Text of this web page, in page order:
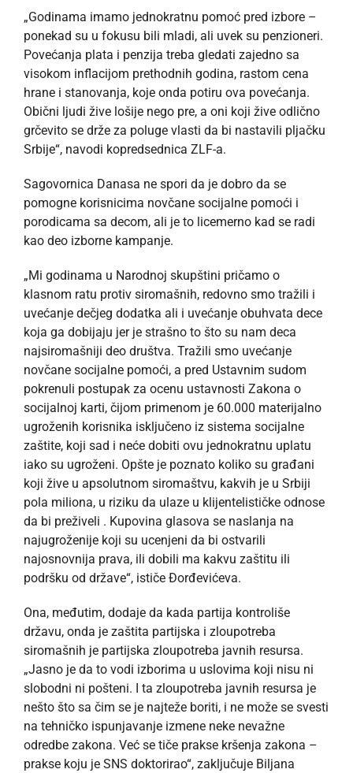
„Godinama imamo jednokratnu pomoć pred izbore –
ponekad su u fokusu bili mladi, ali uvek su penzioneri.
Povećanja plata i penzija treba gledati zajedno sa
visokom inflacijom prethodnih godina, rastom cena
hrane i stanovanja, koje onda potiru ova povećanja.
Obični ljudi žive lošije nego pre, a oni koji žive odlično
grčevito se drže za poluge vlasti da bi nastavili pljačku
Srbije“, navodi kopredsednica ZLF-a.
Sagovornica Danasa ne spori da je dobro da se
pomogne korisnicima novčane socijalne pomoći i
porodicama sa decom, ali je to licemerno kad se radi
kao deo izborne kampanje.
„Mi godinama u Narodnoj skupštini pričamo o
klasnom ratu protiv siromašnih, redovno smo tražili i
uvećanje dečjeg dodatka ali i uvećanje obuhvata dece
koja ga dobijaju jer je strašno to što su nam deca
najsiromašniji deo društva. Tražili smo uvećanje
novčane socijalne pomoći, a pred Ustavnim sudom
pokrenuli postupak za ocenu ustavnosti Zakona o
socijalnoj karti, čijom primenom je 60.000 materijalno
ugroženih korisnika isključeno iz sistema socijalne
zaštite, koji sad i neće dobiti ovu jednokratnu uplatu
iako su ugroženi. Opšte je poznato koliko su građani
koji žive u apsolutnom siromaštvu, kakvih je u Srbiji
pola miliona, u riziku da ulaze u klijentelističke odnose
da bi preživeli . Kupovina glasova se naslanja na
najugroženije koji su ucenjeni da bi ostvarili
najosnovnija prava, ili dobili ma kakvu zaštitu ili
podršku od države“, ističe Đorđevićeva.
Ona, međutim, dodaje da kada partija kontroliše
državu, onda je zaštita partijska i zloupotreba
siromašnih je partijska zloupotreba javnih resursa.
„Jasno je da to vodi izborima u uslovima koji nisu ni
slobodni ni pošteni. I ta zloupotreba javnih resursa je
nešto što sa čim se je najteže boriti, i ne može se svesti
na tehničko ispunjavanje izmene neke nevažne
odredbe zakona. Već se tiče prakse kršenja zakona –
prakse koju je SNS doktorirao“, zaključuje Biljana